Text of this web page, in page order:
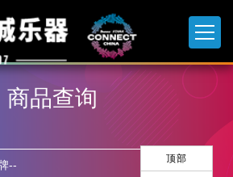
商品查询
顶部